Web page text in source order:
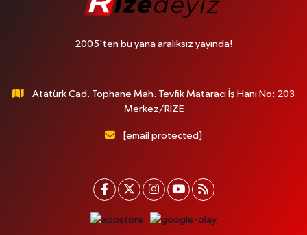
2005'ten bu yana aralıksız yayında!
Atatürk Cad. Tophane Mah. Tevfik Mataracı İş Hanı No: 203
Merkez/RİZE
[email protected]